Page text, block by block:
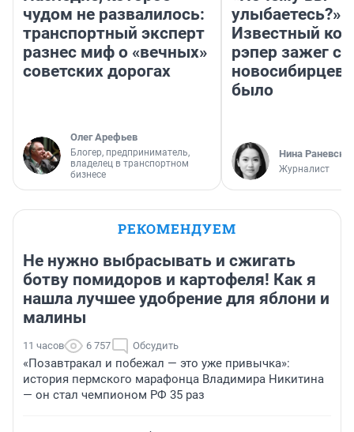
чудом не развалилось:
транспортный эксперт
разнес миф о «вечных»
советских дорогах
Олег Арефьев
Блогер, предприниматель,
владелец в транспортном
бизнесе
улыбаетесь?»
Известный
рэпер зажег с
новосибирцев:
было
Нина
Журналист
РЕКОМЕНДУЕМ
Не нужно выбрасывать и сжигать
ботву помидоров и картофеля! Как я
нашла лучшее удобрение для яблони и
малины
11 часов 6 757 Обсудить
«Позавтракал и побежал — это уже привычка»:
история пермского марафонца Владимира Никитина
— он стал чемпионом РФ 35 раз